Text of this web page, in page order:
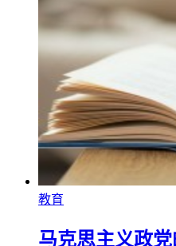
教育
马克思主义政